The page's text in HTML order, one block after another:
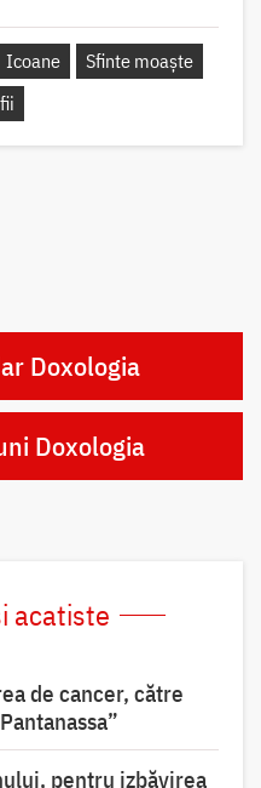
Icoane
Sfinte moaște
Doxologia
Doxologia
acatiste
de cancer, către
pentru izbăvirea